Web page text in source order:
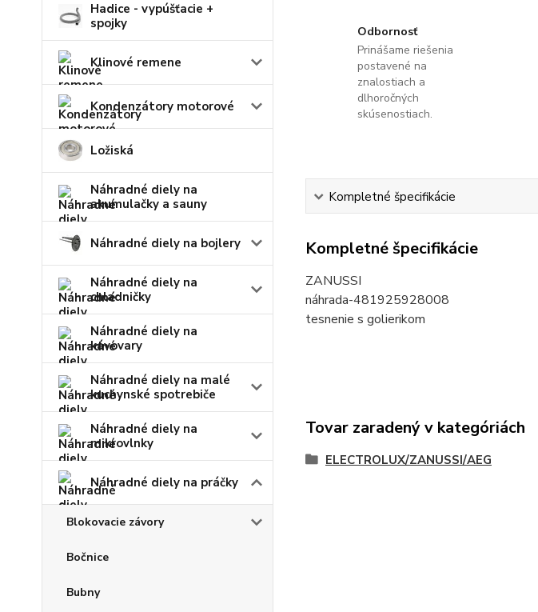
Hadice - vypúšťacie +
spojky
Klinové remene
Kondenzátory motorové
Ložiská
Náhradné diely na
akumulačky a sauny
Náhradné diely na bojlery
Náhradné diely na
chladničky
Náhradné diely na
kávovary
Náhradné diely na malé
kuchynské spotrebiče
Náhradné diely na
mikrovlnky
Náhradné diely na práčky
Blokovacie závory
Bočnice
Bubny
Odbornosť
Prinášame riešenia
postavené na
znalostiach a
dlhoročných
skúsenostiach.
Kompletné špecifikácie
Kompletné špecifikácie
ZANUSSI
náhrada-481925928008
tesnenie s golierikom
Tovar zaradený v kategóriách
ELECTROLUX/ZANUSSI/AEG